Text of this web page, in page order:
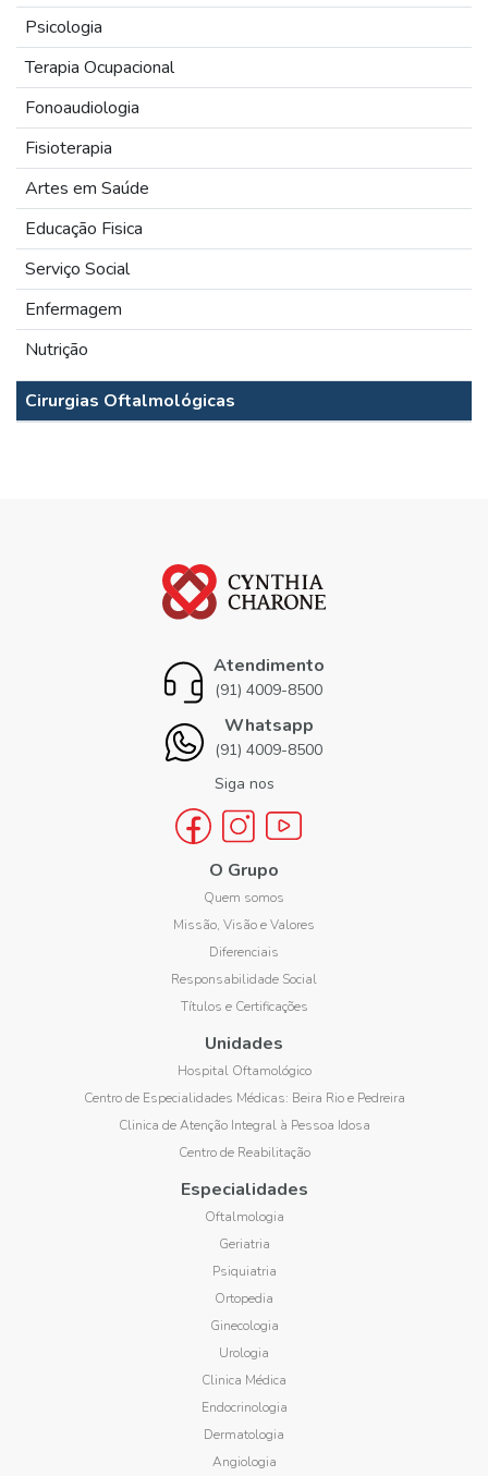
Psicologia
Terapia Ocupacional
Fonoaudiologia
Fisioterapia
Artes em Saúde
Educação Fisica
Serviço Social
Enfermagem
Nutrição
Cirurgias Oftalmológicas
Atendimento
(91) 4009-8500
Whatsapp
(91) 4009-8500
Siga nos
O Grupo
Quem somos
Missão, Visão e Valores
Diferenciais
Responsabilidade Social
Títulos e Certificações
Unidades
Hospital Oftamológico
Centro de Especialidades Médicas: Beira Rio e Pedreira
Clinica de Atenção Integral à Pessoa Idosa
Centro de Reabilitação
Especialidades
Oftalmologia
Geriatria
Psiquiatria
Ortopedia
Ginecologia
Urologia
Clinica Médica
Endocrinologia
Dermatologia
Angiologia